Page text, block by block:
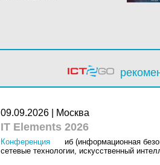
09.09.2026 | Москва
IT Elements 2026
Конференция
иб (информационная
сетевые технологии, искусственный